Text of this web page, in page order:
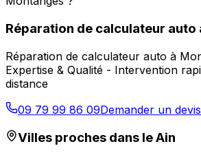
Réparation de calculateur auto
Réparation de calculateur auto à
Expertise & Qualité - Intervention
distance
09 79 99 86 09Demander un
Villes proches dans leAin